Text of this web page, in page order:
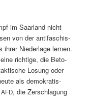
im Saar­land nicht
von der antifaschis­
Nieder­lage ler­nen.
richtige, die Beto­
Losung oder
als demokratis­
AFD, die Zer­schla­gung